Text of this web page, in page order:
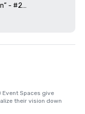
- #2
Area
Spaces give
their vision down